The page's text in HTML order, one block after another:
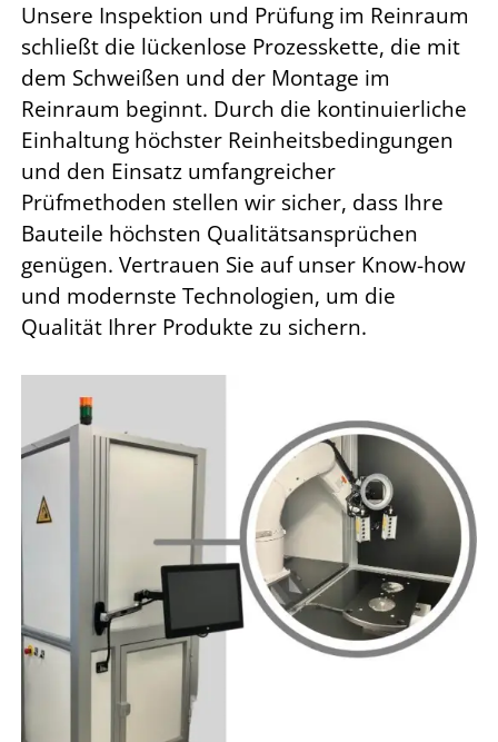
Unsere Inspektion und Prüfung im Reinraum
schließt die lückenlose Prozesskette, die mit
dem Schweißen und der Montage im
Reinraum beginnt. Durch die kontinuierliche
Einhaltung höchster Reinheitsbedingungen
und den Einsatz umfangreicher
Prüfmethoden stellen wir sicher, dass Ihre
Bauteile höchsten Qualitätsansprüchen
genügen. Vertrauen Sie auf unser Know-how
und modernste Technologien, um die
Qualität Ihrer Produkte zu sichern.